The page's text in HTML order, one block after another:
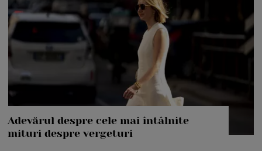
Adevărul despre cele mai întâlnite
mituri despre vergeturi